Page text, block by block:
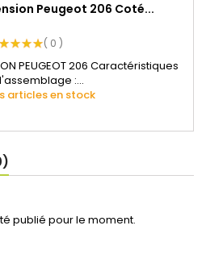
Peugeot 206 Coté...
( 0 )
PEUGEOT 206 Caractéristiques
:...
articles en stock
publié pour le moment.